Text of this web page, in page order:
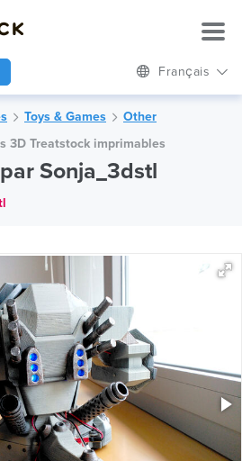
Français
Toys & Games
Other
3D Treatstock imprimables
Sonja_3dstl